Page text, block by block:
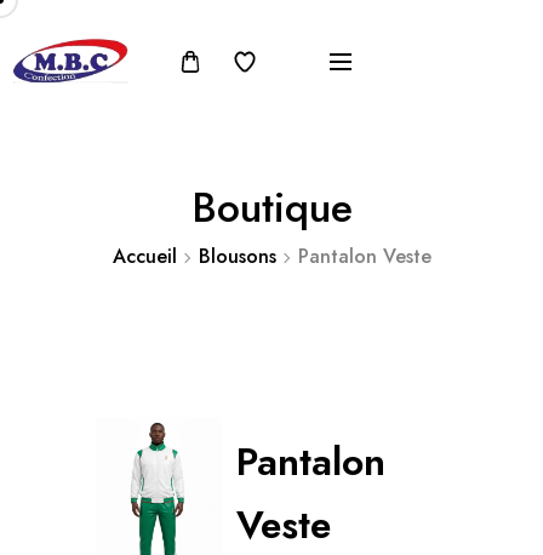
Boutique
Accueil Blousons Pantalon Veste
Pantalon
Veste